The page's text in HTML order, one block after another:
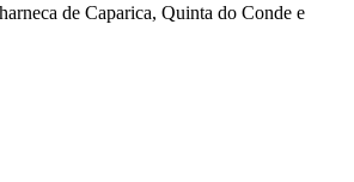
de Caparica, Quinta do Conde e